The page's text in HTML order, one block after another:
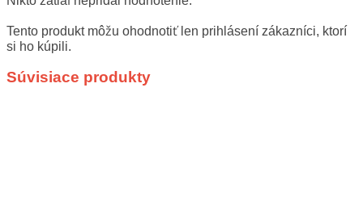
Tento produkt môžu ohodnotiť len prihlásení zákazníci, ktorí
si ho kúpili.
Súvisiace produkty